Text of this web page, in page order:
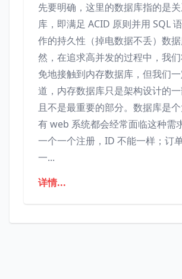
先要明确，这里的数据库指的是
库，即满足 ACID 原则并用 SQL
作的持久性（掉电数据不丢）数
然，在追求高并发的过程中，我
免地接触到内存数据库，但我们
道，内存数据库只是架构设计的
且不是最重要的部分。数据库是
有 web 系统都会经常面临这种需
一个一个注册，ID 不能一样；订
一...
详情...